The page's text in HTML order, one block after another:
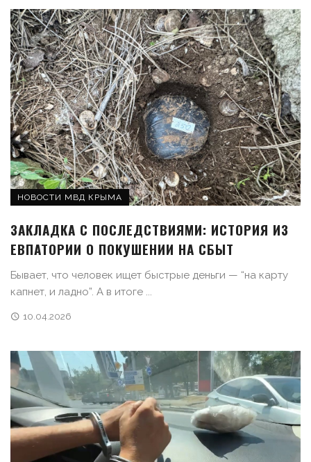
НОВОСТИ МВД КРЫМА
ЗАКЛАДКА С ПОСЛЕДСТВИЯМИ: ИСТОРИЯ ИЗ
ЕВПАТОРИИ О ПОКУШЕНИИ НА СБЫТ
Бывает, что человек ищет быстрые деньги — “на карту
капнет, и ладно”. А в итоге ...
10.04.2026